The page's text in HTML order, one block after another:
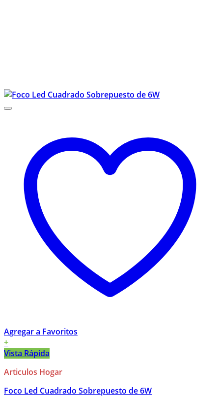
Agregar a Favoritos
+
Vista Rápida
Articulos Hogar
Foco Led Cuadrado Sobrepuesto de 6W